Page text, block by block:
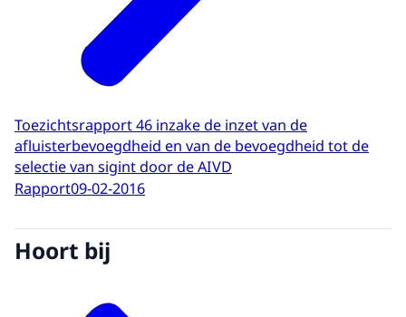
Toezichtsrapport 46 inzake de inzet van de
afluisterbevoegdheid en van de bevoegdheid tot de
selectie van sigint door de AIVD
Rapport09-02-2016
Hoort bij